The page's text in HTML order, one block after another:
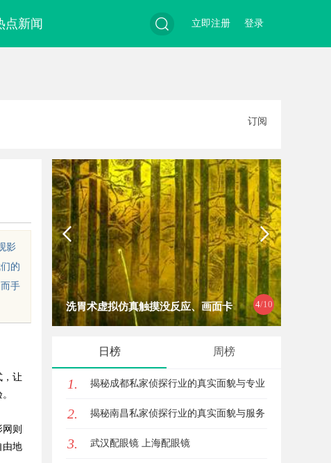
点新闻
索
登录
立即注册
订阅
影
的
手
，让
则
由地
5/10
真触摸没反应、画面卡 探索“云看看”：引领未来视觉体
日榜 周榜
1. 揭秘成都私家侦探行业的真实面貌与专业
服务
2. 揭秘南昌私家侦探行业的真实面貌与服务
价值详解
3. 武汉配眼镜 上海配眼镜